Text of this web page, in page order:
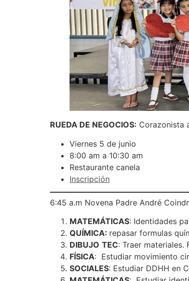
RUEDA DE NEGOCIOS: Corazonista
Viernes 5 de junio
8:00 am a 10:30 am
Restaurante canela
Inscripción
6:45 a.m Novena Padre André
MATEMÁTICAS: Identidades
QUÍMICA: repasar formulas
DIBUJO TEC: Traer materiales.
FÍSICA: Estudiar movimiento
SOCIALES: Estudiar DDHH en